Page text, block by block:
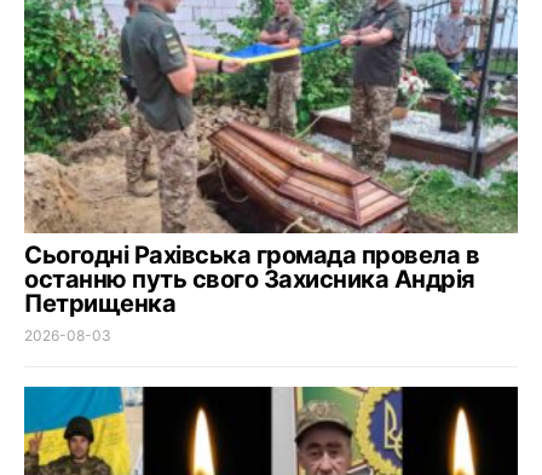
Сьогодні Рахівська громада провела в
останню путь свого Захисника Андрія
Петрищенка
2026-08-03